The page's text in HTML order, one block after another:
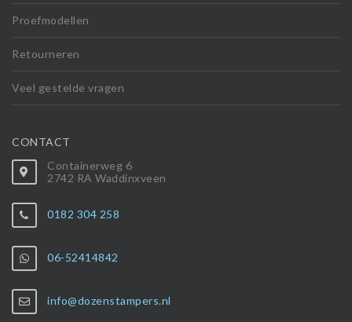
Proefmodellen
Retourneren
Veel gestelde vragen
CONTACT
Containerweg 6
2742 RA Waddinxveen
0182 304 258
06-52414842
info@dozenstampers.nl